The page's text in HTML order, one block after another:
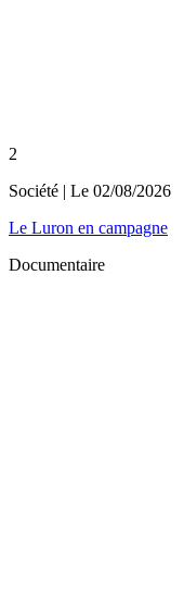
2
Société | Le 02/08/2026
Le Luron en campagne
Documentaire